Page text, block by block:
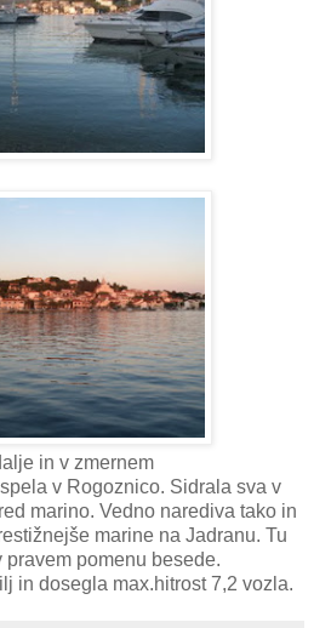
in v zmernem
v Rogoznico. Sidrala sva v
marino. Vedno narediva tako in
marine na Jadranu. Tu
pomenu besede.
in dosegla max.hitrost 7,2 vozla.